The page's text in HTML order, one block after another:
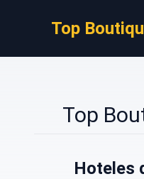
Top
Top
Hoteles